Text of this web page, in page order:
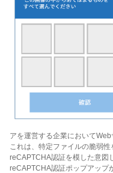
アを運営する企業においてWeb
これは、特定ファイルの脆弱
reCAPTCHA認証を模した意図
reCAPTCHA認証ポップアップ